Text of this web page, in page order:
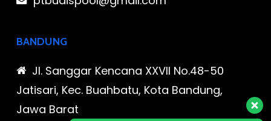
BANDUNG
Jl. Sanggar Kencana XXVII No.48-50
Jatisari, Kec. Buahbatu, Kota Bandung,
Jawa Barat